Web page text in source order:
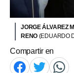
JORGE ÁLVAREZ
RENO (EDUARDO
Compartir en